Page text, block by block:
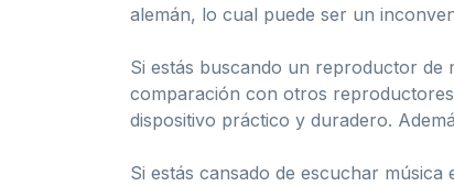
alemán, lo cual puede ser un
Si estás buscando un reproductor de
comparación con otros
dispositivo práctico y duradero.
Si estás cansado de escuchar